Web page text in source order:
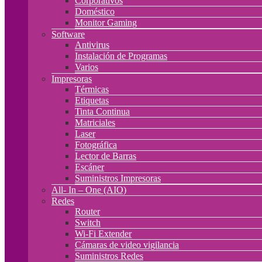
Doméstico
Monitor Gaming
Software
Antivirus
Instalación de Programas
Varios
Impresoras
Térmicas
Etiquetas
Tinta Continua
Matriciales
Laser
Fotográfica
Lector de Barras
Escáner
Suministros Impresoras
All- In – One (AIO)
Redes
Router
Switch
Wi-Fi Extender
Cámaras de video vigilancia
Suministros Redes